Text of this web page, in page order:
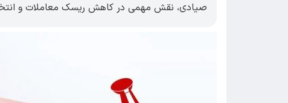
صیادی، نقش مهمی در کاهش ریسک معاملات و